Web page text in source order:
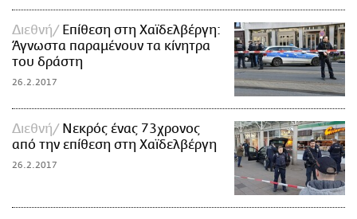
Διεθνή
Επίθεση στη Χαϊδελβέργη:
Άγνωστα παραμένουν τα κίνητρα
του δράστη
26.2.2017
Διεθνή
Νεκρός ένας 73χρονος
από την επίθεση στη Χαϊδελβέργη
26.2.2017